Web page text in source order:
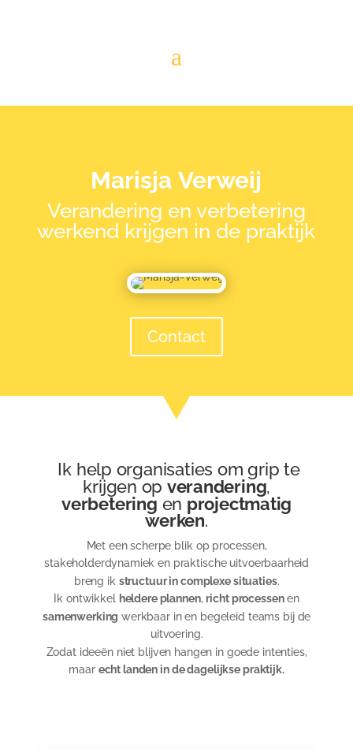
Marisja Verweij
Verandering en verbetering
werkend krijgen in de praktijk
Contact
Ik help organisaties om grip te
krijgen op verandering,
verbetering en projectmatig
werken.
Met een scherpe blik op processen,
stakeholderdynamiek en praktische uitvoerbaarheid
breng ik structuur in complexe situaties.
Ik ontwikkel heldere plannen, richt processenen
samenwerking werkbaar in en begeleid teams bij de
uitvoering.
Zodat ideeën niet blijven hangen in goede intenties,
maar echt landen in de dagelijkse praktijk.